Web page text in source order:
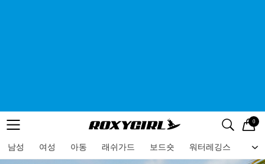
메뉴 검색
로고 0
남성 여성 아동 래쉬가드 보드숏 워터레깅스 비
메뉴